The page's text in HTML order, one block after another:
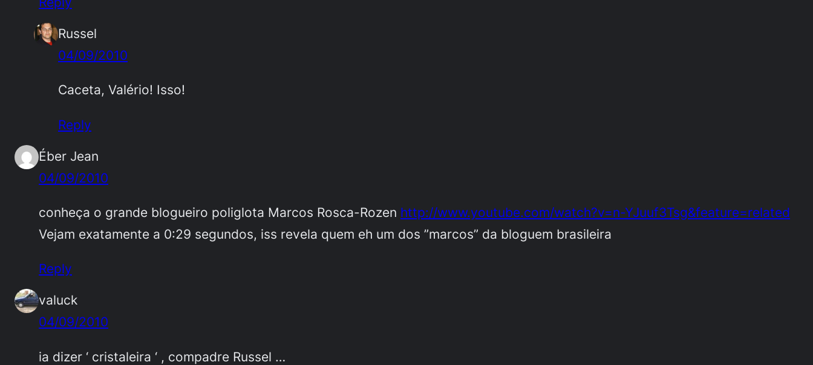
Russel
04/09/2010
Caceta, Valério! Isso!
Reply
Éber Jean
04/09/2010
conheça o grande blogueiro poliglota Marcos Rosca-Rozen http://www.youtube.com/watch?v=n-YJuuf3Tsg&feature=related
Vejam exatamente a 0:29 segundos, iss revela quem eh um dos ”marcos” da bloguem brasileira
Reply
valuck
04/09/2010
ia dizer ‘ cristaleira ‘ , compadre Russel …